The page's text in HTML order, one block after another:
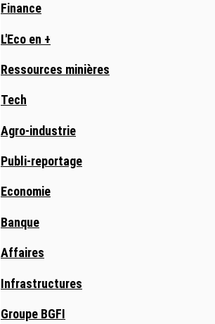
Finance
L'Eco en +
Ressources minières
Tech
Agro-industrie
Publi-reportage
Economie
Banque
Affaires
Infrastructures
Groupe BGFI